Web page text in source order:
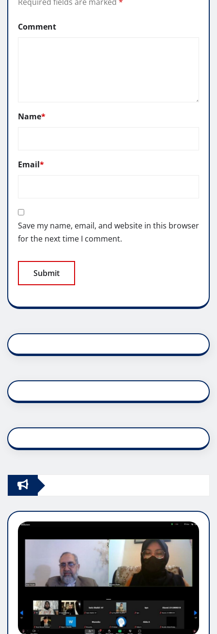
Comment
Name*
Email*
Save my name, email, and website in this browser
for the next time I comment.